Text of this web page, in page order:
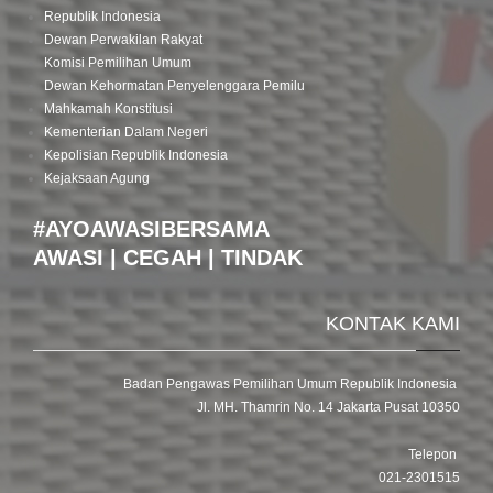
Republik Indonesia
Dewan Perwakilan Rakyat
Komisi Pemilihan Umum
Dewan Kehormatan Penyelenggara Pemilu
Mahkamah Konstitusi
Kementerian Dalam Negeri
Kepolisian Republik Indonesia
Kejaksaan Agung
#AYOAWASIBERSAMA
AWASI | CEGAH | TINDAK
KONTAK KAMI
Badan Pengawas Pemilihan Umum Republik Indonesia
Jl. MH. Thamrin No. 14 Jakarta Pusat 10350
Telepon
021-2301515